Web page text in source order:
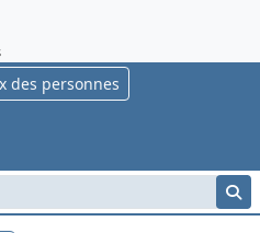
des personnes